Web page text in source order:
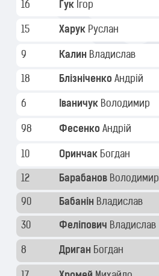
16 Гук Ігор
15 Харук Руслан
9 Калин Владислав
18 Блізніченко Андрій
6 Іваничук Володимир
98 Фесенко Андрій
10 Оринчак Богдан
12 Барабанов Володимир
90 Бабанін Владислав
30 Феліпович Владислав
8 Дриган Богдан